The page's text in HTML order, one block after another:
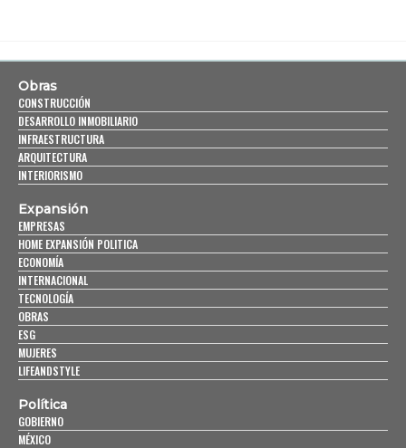
Obras
CONSTRUCCIÓN
DESARROLLO INMOBILIARIO
INFRAESTRUCTURA
ARQUITECTURA
INTERIORISMO
Expansión
EMPRESAS
HOME EXPANSIÓN POLITICA
ECONOMÍA
INTERNACIONAL
TECNOLOGÍA
OBRAS
ESG
MUJERES
LIFEANDSTYLE
Política
GOBIERNO
MÉXICO